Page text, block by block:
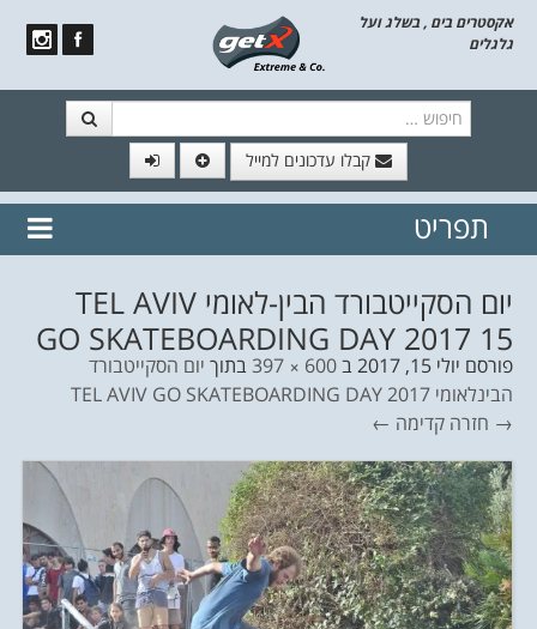
אקסטרים בים , בשלג ועל
גלגלים
קבלו עדכונים למייל
// הצטרף לרשימת תפוצה!
נשמח
תפריט
יום הסקייטבורד הבין-לאומי TEL AVIV
GO SKATEBOARDING DAY 2017 15
פורסם יולי 15, 2017 ב600 × 397 בתוך יום הסקייטבורד
הבינלאומי TEL AVIV GO SKATEBOARDING DAY 2017
→ חזרה קדימה ←